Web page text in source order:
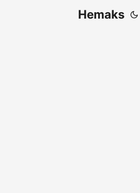
Hemaks